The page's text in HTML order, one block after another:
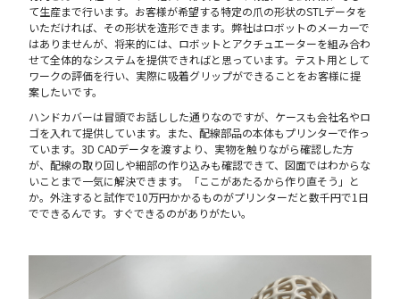
て生産まで行います。お客様が希望する特定の爪の形状のSTLデータを
いただければ、その形状を造形できます。弊社はロボットのメーカーで
はありませんが、将来的には、ロボットとアクチュエーターを組み合わ
せて全体的なシステムを提供できればと思っています。テスト用として
ワークの評価を行い、実際に吸着グリップができることをお客様に提
案したいです。
ハンドカバーは冒頭でお話しした通りなのですが、ケースも会社名やロ
ゴを入れて提供しています。また、配線部品の本体もプリンターで作っ
ています。3D CADデータを渡すより、実物を触りながら確認した方
が、配線の取り回しや細部の作り込みも確認できて、図面ではわからな
いことまで一気に解決できます。「ここがあたるから作り直そう」と
か。外注すると試作で10万円かかるものがプリンターだと数千円で1日
でできるんです。すぐできるのがありがたい。